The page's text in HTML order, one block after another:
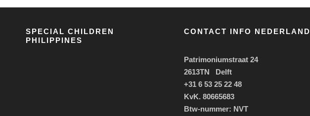
SPECIAL CHILDREN
PHILIPPINES
CONTACT INFO NEDERLAND
Patrimoniumstraat 24
2613TN Delft
+31 6 53 25 22 48
KvK. 80665683
Btw-nummer: NVT